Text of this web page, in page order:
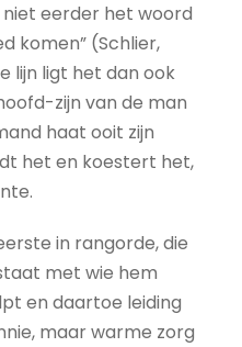
eerder het woord
komen” (Schlier,
lijn ligt het dan ook
zijn van de man
haat ooit zijn
het en koestert het,
in rangorde, die
met wie hem
en daartoe leiding
maar warme zorg